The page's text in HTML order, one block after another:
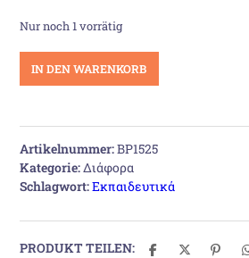
Nur noch 1 vorrätig
grammatik
Β1)
Menge
IN DEN WARENKORB
Artikelnummer:BP1525
Kategorie:Διάφορα
Schlagwort:Εκπαιδευτικά
PRODUKT TEILEN: